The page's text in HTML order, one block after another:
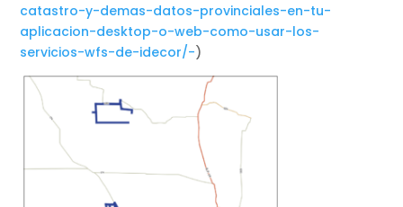
catastro-y-demas-datos-provinciales-en-tu-
aplicacion-desktop-o-web-como-usar-los-
servicios-wfs-de-idecor/-)